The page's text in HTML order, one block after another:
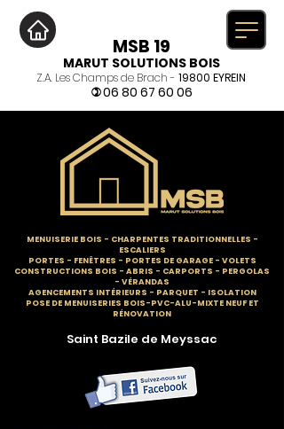
MSB 19
MARUT SOLUTIONS BOIS
Z.A. Les Champs de Brach - 19800 EYREIN
)06 80 67 60 06
MENUISERIE BOIS - CHARPENTES TRADITIONNELLES -
ESCALIERS
PORTES - FENÊTRES - PORTES DE GARAGE - VOLETS
CONSTRUCTIONS BOIS - ABRIS - CARPORTS - PERGOLAS
- VÉRANDAS
AGENCEMENTS INTÉRIEURS - PARQUET - ISOLATION
POSE DE MENUISERIES BOIS-PVC-ALU-MIXTE NEUF ET
RÉNOVATION
Saint Bazile de Meyssac